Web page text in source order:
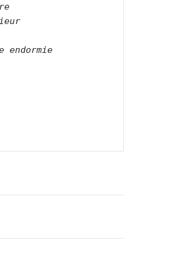
endormie